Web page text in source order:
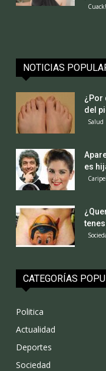
Cuack!
NOTICIAS
¿Por
del
Salud
es
CATEGORÍAS
Politica
Actualidad
Deportes
Sociedad